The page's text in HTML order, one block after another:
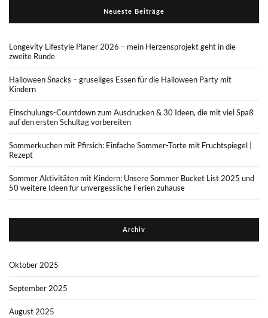
Neueste Beiträge
Longevity Lifestyle Planer 2026 – mein Herzensprojekt geht in die
zweite Runde
Halloween Snacks – gruseliges Essen für die Halloween Party mit
Kindern
Einschulungs-Countdown zum Ausdrucken & 30 Ideen, die mit viel Spaß
auf den ersten Schultag vorbereiten
Sommerkuchen mit Pfirsich: Einfache Sommer-Torte mit Fruchtspiegel |
Rezept
Sommer Aktivitäten mit Kindern: Unsere Sommer Bucket List 2025 und
50 weitere Ideen für unvergessliche Ferien zuhause
Archiv
Oktober 2025
September 2025
August 2025